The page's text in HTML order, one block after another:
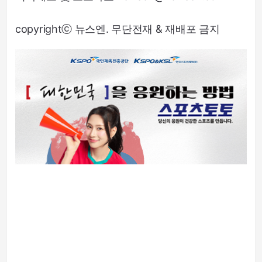
copyrightⓒ 뉴스엔. 무단전재 & 재배포 금지